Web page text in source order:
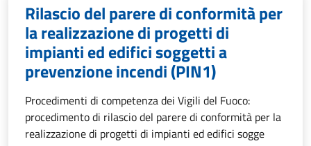
Rilascio del parere di conformità per
la realizzazione di progetti di
impianti ed edifici soggetti a
prevenzione incendi (PIN1)
Procedimenti di competenza dei Vigili del Fuoco:
procedimento di rilascio del parere di conformità per la
realizzazione di progetti di impianti ed edifici sogge